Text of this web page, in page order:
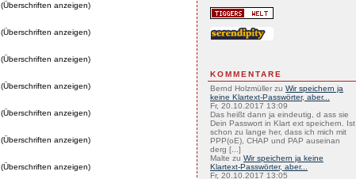
(Überschriften anzeigen)
(Überschriften anzeigen)
(Überschriften anzeigen)
(Überschriften anzeigen)
(Überschriften anzeigen)
(Überschriften anzeigen)
(Überschriften anzeigen)
KOMMENTARE
Bernd Holzmüller zu Wir speichern ja
keine Klartext-Passwörter, aber...
Fr, 20.10.2017 13:09
Das heißt dann ja eindeutig, d ass sie
Dein Passwort in Klart ext speichern. Ist
schon zu lange her, dass ich mich mit
PPP(oE), CHAP und PAP auseinan
derg [...]
Malte zu Wir speichern ja keine
Klartext-Passwörter, aber...
Fr, 20.10.2017 13:05